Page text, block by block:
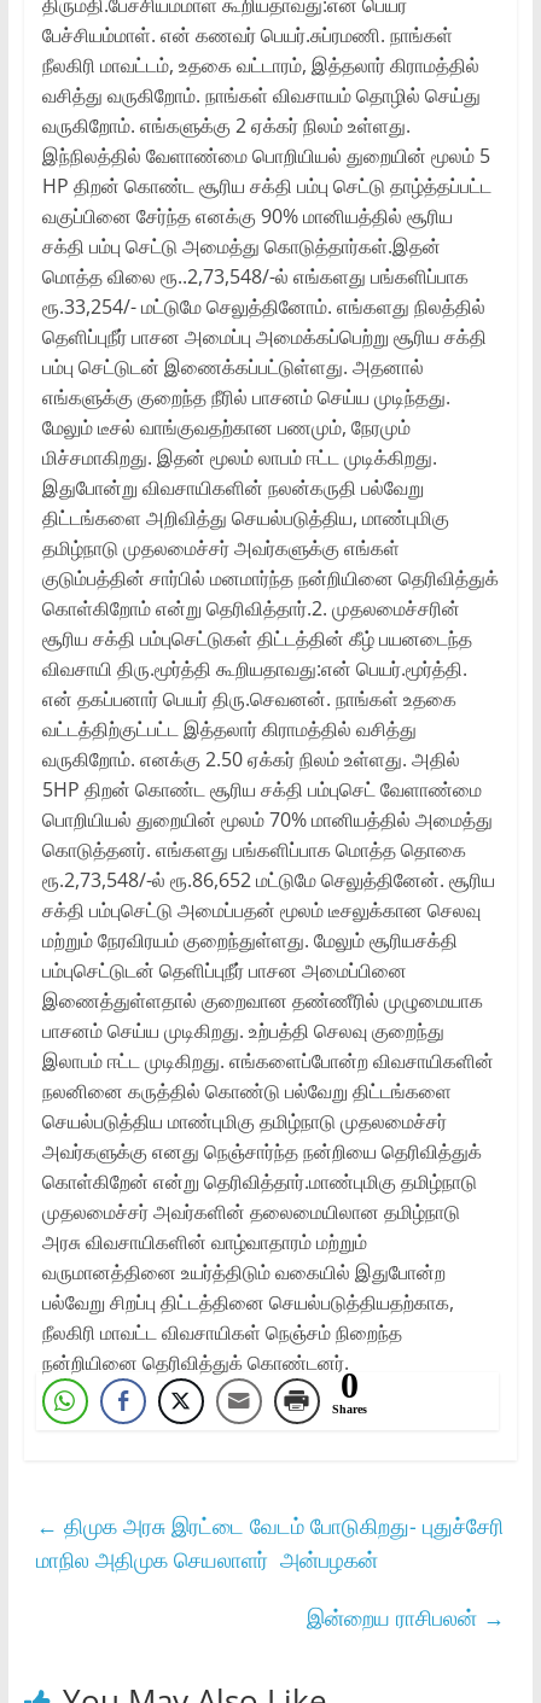
பேச்சியம்மாள். என் கணவர் பெயர்.சுப்ரமணி. நாங்கள்
நீலகிரி மாவட்டம், உதகை வட்டாரம், இத்தலார் கிராமத்தில்
வசித்து வருகிறோம். நாங்கள் விவசாயம் தொழில் செய்து
வருகிறோம். எங்களுக்கு 2 ஏக்கர் நிலம் உள்ளது.
இந்நிலத்தில் வேளாண்மை பொறியியல் துறையின் மூலம் 5
HP திறன் கொண்ட சூரிய சக்தி பம்பு செட்டு தாழ்த்தப்பட்ட
வகுப்பினை சேர்ந்த எனக்கு 90% மானியத்தில் சூரிய
சக்தி பம்பு செட்டு அமைத்து கொடுத்தார்கள்.இதன்
மொத்த விலை ரூ..2,73,548/-ல் எங்களது பங்களிப்பாக
ரூ.33,254/- மட்டுமே செலுத்தினோம். எங்களது நிலத்தில்
தெளிப்புநீர் பாசன அமைப்பு அமைக்கப்பெற்று சூரிய சக்தி
பம்பு செட்டுடன் இணைக்கப்பட்டுள்ளது. அதனால்
எங்களுக்கு குறைந்த நீரில் பாசனம் செய்ய முடிந்தது.
மேலும் டீசல் வாங்குவதற்கான பணமும், நேரமும்
மிச்சமாகிறது. இதன் மூலம் லாபம் ஈட்ட முடிக்கிறது.
இதுபோன்று விவசாயிகளின் நலன்கருதி பல்வேறு
திட்டங்களை அறிவித்து செயல்படுத்திய, மாண்புமிகு
தமிழ்நாடு முதலமைச்சர் அவர்களுக்கு எங்கள்
குடும்பத்தின் சார்பில் மனமார்ந்த நன்றியினை தெரிவித்துக்
கொள்கிறோம் என்று தெரிவித்தார்.2. முதலமைச்சரின்
சூரிய சக்தி பம்புசெட்டுகள் திட்டத்தின் கீழ் பயனடைந்த
விவசாயி திரு.மூர்த்தி கூறியதாவது:என் பெயர்.மூர்த்தி.
என் தகப்பனார் பெயர் திரு.செவனன். நாங்கள் உதகை
வட்டத்திற்குட்பட்ட இத்தலார் கிராமத்தில் வசித்து
வருகிறோம். எனக்கு 2.50 ஏக்கர் நிலம் உள்ளது. அதில்
5HP திறன் கொண்ட சூரிய சக்தி பம்புசெட் வேளாண்மை
பொறியியல் துறையின் மூலம் 70% மானியத்தில் அமைத்து
கொடுத்தனர். எங்களது பங்களிப்பாக மொத்த தொகை
ரூ.2,73,548/-ல் ரூ.86,652 மட்டுமே செலுத்தினேன். சூரிய
சக்தி பம்புசெட்டு அமைப்பதன் மூலம் டீசலுக்கான செலவு
மற்றும் நேரவிரயம் குறைந்துள்ளது. மேலும் சூரியசக்தி
பம்புசெட்டுடன் தெளிப்புநீர் பாசன அமைப்பினை
இணைத்துள்ளதால் குறைவான தண்ணீரில் முழுமையாக
பாசனம் செய்ய முடிகிறது. உற்பத்தி செலவு குறைந்து
இலாபம் ஈட்ட முடிகிறது. எங்களைப்போன்ற விவசாயிகளின்
நலனினை கருத்தில் கொண்டு பல்வேறு திட்டங்களை
செயல்படுத்திய மாண்புமிகு தமிழ்நாடு முதலமைச்சர்
அவர்களுக்கு எனது நெஞ்சார்ந்த நன்றியை தெரிவித்துக்
கொள்கிறேன் என்று தெரிவித்தார்.மாண்புமிகு தமிழ்நாடு
முதலமைச்சர் அவர்களின் தலைமையிலான தமிழ்நாடு
அரசு விவசாயிகளின் வாழ்வாதாரம் மற்றும்
வருமானத்தினை உயர்த்திடும் வகையில் இதுபோன்ற
பல்வேறு சிறப்பு திட்டத்தினை செயல்படுத்தியதற்காக,
நீலகிரி மாவட்ட விவசாயிகள் நெஞ்சம் நிறைந்த
நன்றியினை தெரிவித்துக் கொண்டனர்.
0
Shares
← திமுக அரசு இரட்டை வேடம் போடுகிறது- புதுச்சேரி
மாநில அதிமுக செயலாளர் அன்பழகன்
இன்றைய ராசிபலன் →